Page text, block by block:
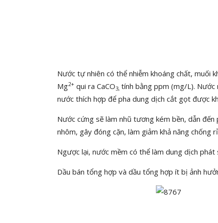
Nước tự nhiên có thể nhiễm khoáng chất, muối
Mg2+ qui ra CaCO3, tính bằng ppm (mg/L).
nước thích hợp để pha dung dịch cắt gọt được
Nước cứng sẽ làm nhũ tương kém bền, dẫn
nhôm, gây đóng cặn, làm giảm khả năng chống
Ngược lại, nước mềm có thể làm dung dịch phát
Dầu bán tổng hợp và dầu tổng hợp ít bị ảnh